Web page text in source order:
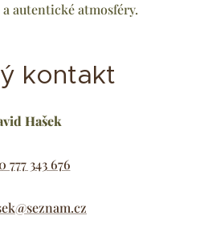
autentické atmosféry.
kontakt
Hašek
777 343 676